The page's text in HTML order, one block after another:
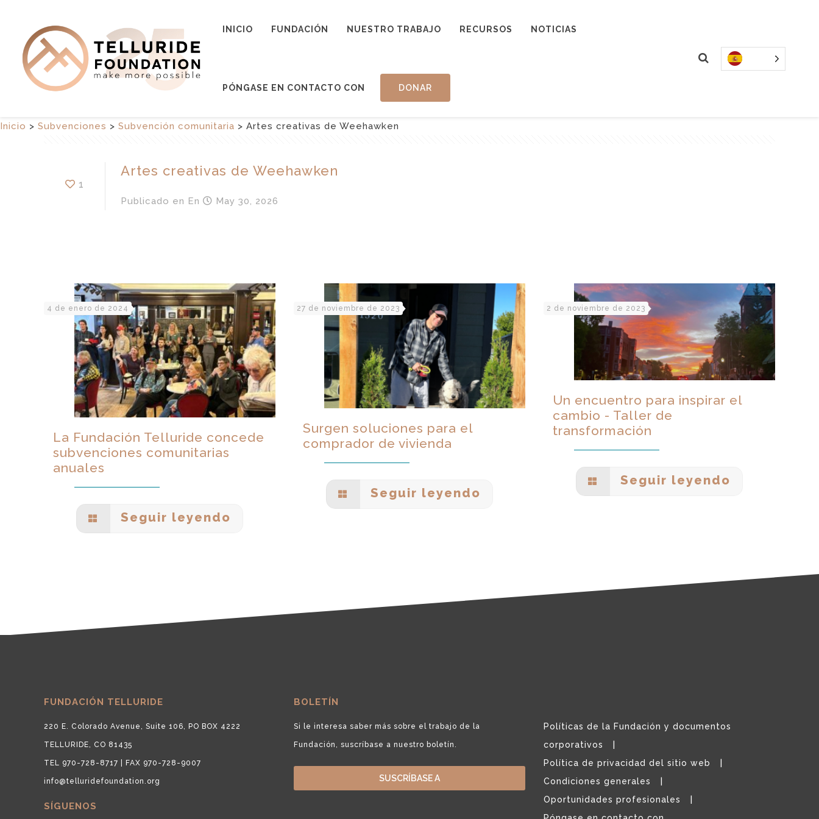
INICIO FUNDACIÓN NUESTRO TRABAJO RECURSOS NOTICIAS
PÓNGASE EN CONTACTO CON DONAR
Inicio > Subvenciones > Subvención comunitaria > Artes creativas de Weehawken
1
Artes creativas de Weehawken
Publicado en En May 30, 2026
4 de enero de 2024
La Fundación Telluride concede
subvenciones comunitarias
anuales
Seguir leyendo
27 de noviembre de 2023
Surgen soluciones para el
comprador de vivienda
Seguir leyendo
2 de noviembre de 2023
Un encuentro para inspirar el
cambio - Taller de
transformación
Seguir leyendo
FUNDACIÓN TELLURIDE
220 E. Colorado Avenue, Suite 106, PO BOX 4222
TELLURIDE, CO 81435
TEL 970-728-8717 | FAX 970-728-9007
info@telluridefoundation.org
SÍGUENOS
BOLETÍN
Si le interesa saber más sobre el trabajo de la
Fundación, suscríbase a nuestro boletín.
SUSCRÍBASE A
Políticas de la Fundación y documentos
corporativos
Política de privacidad del sitio web
Condiciones generales
Oportunidades profesionales